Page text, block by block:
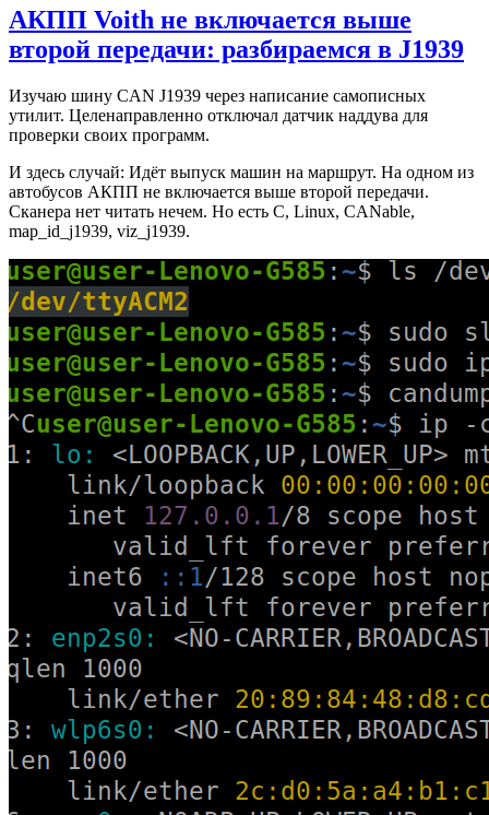
АКПП Voith не включается выше
второй передачи: разбираемся в J1939
Изучаю шину CAN J1939 через написание самописных
утилит. Целенаправленно отключал датчик наддува для
проверки своих программ.
И здесь случай: Идёт выпуск машин на маршрут. На одном из
автобусов АКПП не включается выше второй передачи.
Сканера нет читать нечем. Но есть C, Linux, CANable,
map_id_j1939, viz_j1939.